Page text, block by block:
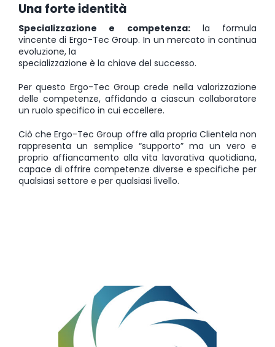
Una forte identità
Specializzazione e competenza:la formula
vincente di Ergo-Tec Group. In un mercato in continua
evoluzione, la
specializzazione è la chiave del successo.
Per questo Ergo-Tec Group crede nella valorizzazione
delle competenze, affidando a ciascun collaboratore
un ruolo specifico in cui eccellere.
Ciò che Ergo-Tec Group offre alla propria Clientela non
rappresenta un semplice “supporto” ma un vero e
proprio affiancamento alla vita lavorativa quotidiana,
capace di offrire competenze diverse e specifiche per
qualsiasi settore e per qualsiasi livello.